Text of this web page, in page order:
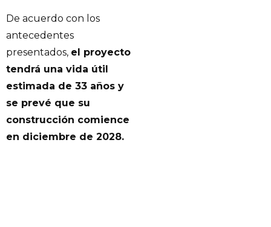
De acuerdo con los
antecedentes
presentados, el proyecto
tendrá una vida útil
estimada de 33 años y
se prevé que su
construcción comience
en diciembre de 2028.